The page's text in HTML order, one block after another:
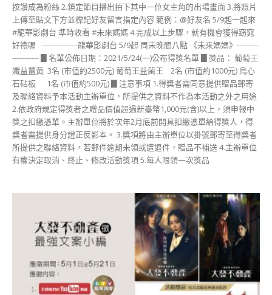
按讚成為粉絲 2.鎖定節目播出拍下其中一位女主角的出場畫面 3.將照片
上傳至貼文下方並標記好友留言指定內容 範例：@好友名 5/9起一起來
#龍華影劇台 準時收看 #未來媽媽 4.完成以上步驟，就有機會獲得窈窕
好禮喔 ---------------龍華影劇台 5/9起 周末晚間八點 《未來媽媽》---------
----------- ▊名單公佈日期：2021/5/24(一)公布得獎名單 ▊獎品： 葡萄王
孅益薑黃 3名 (市值約2500元) 葡萄王益菌王 2名 (市值約1000元) 烏心
石砧板 1名 (市值約500元) ▊注意事項 1.得獎者需同意提供贈品郵寄
及聯絡資料予本活動主辦單位，所提供之資料不作為本活動之外之用途
2.依政府規定得獎者之贈品價值超過新臺幣1,000元(含)以上，須申報中
獎之扣繳憑單。主辦單位將於次年2月底前開具扣繳憑單給得獎人，得
獎者需提供身分證正反影本。 3.獎項將由主辦單位以掛號郵寄至得獎者
所提供之聯絡資料，若郵件逾期未領或遭退件，贈品不補送 4.主辦單位
有權決定取消、終止、修改活動獎項 5.每人限領一次獎品